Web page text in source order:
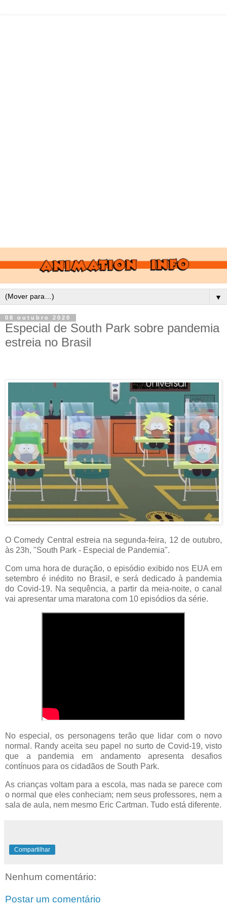
▼
08 outubro 2020
Especial de South Park sobre pandemia
estreia no Brasil
O Comedy Central estreia na segunda-feira, 12 de outubro,
às 23h, "South Park - Especial de Pandemia".
Com uma hora de duração, o episódio exibido nos EUA em
setembro é inédito no Brasil, e será dedicado à pandemia
do Covid-19. Na sequência, a partir da meia-noite, o canal
vai apresentar uma maratona com 10 episódios da série.
No especial, os personagens terão que lidar com o novo
normal. Randy aceita seu papel no surto de Covid-19, visto
que a pandemia em andamento apresenta desafios
contínuos para os cidadãos de South Park.
As crianças voltam para a escola, mas nada se parece com
o normal que eles conheciam; nem seus professores, nem a
sala de aula, nem mesmo Eric Cartman. Tudo está diferente.
Compartilhar
Nenhum comentário:
Postar um comentário